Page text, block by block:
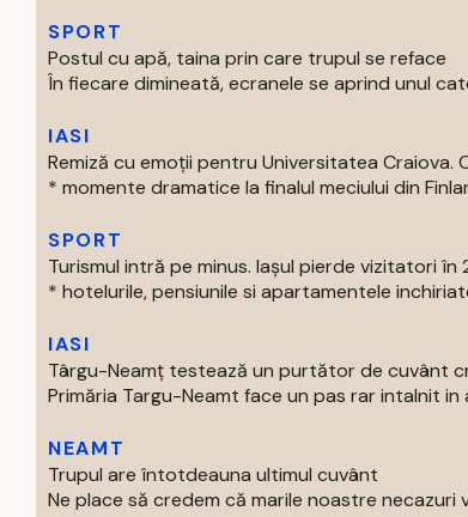
SPORT
Postul cu apă, taina prin care trupul se reface
În fiecare dimineată, ecranele se aprind unul
IASI
Remiză cu emoții pentru Universitatea Craiova.
* momente dramatice la finalul meciului din
SPORT
Turismul intră pe minus. Iașul pierde vizitatori în
* hotelurile, pensiunile si apartamentele
IASI
Târgu-Neamț testează un purtător de cuvânt
Primăria Targu-Neamt face un pas rar intalnit
NEAMT
Trupul are întotdeauna ultimul cuvânt
Ne place să credem că marile noastre necazuri